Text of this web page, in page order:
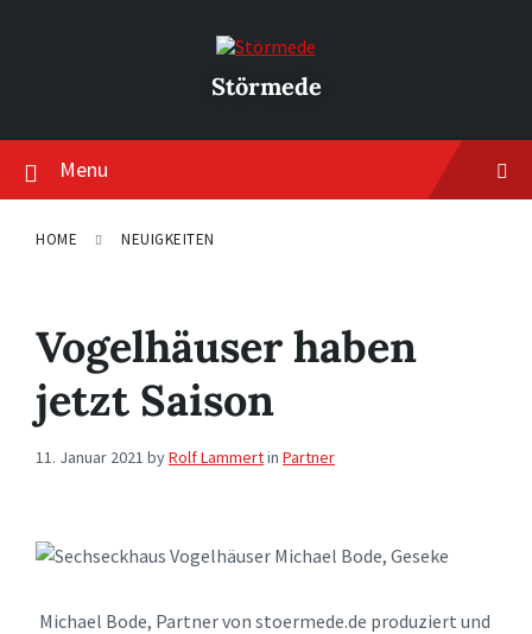
Störmede
Menu
HOME NEUIGKEITEN
Vogelhäuser haben
jetzt Saison
11. Januar 2021 byRolf Lammertin Partner
Michael Bode, Partner von stoermede.de produziert und